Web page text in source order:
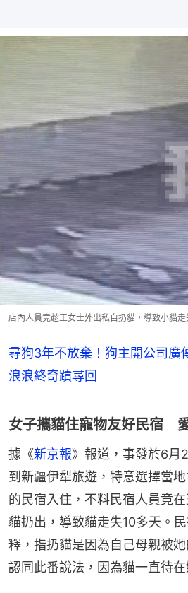
店內人員竟趁王女士外出私自扔貓，導致小貓走
尋狗3年不放棄！狗主開公司
浪浪終奇蹟尋回
女子攜貓住寵物友好民宿
據《新京報》報道，事發於6月
到新疆伊犁旅遊，特意選擇當地
的民宿入住，不料民宿人員竟
貓扔出，導致貓走失10多天。
釋，指扔貓是因為自己母親被
認同此番說法，因為貓一直待在